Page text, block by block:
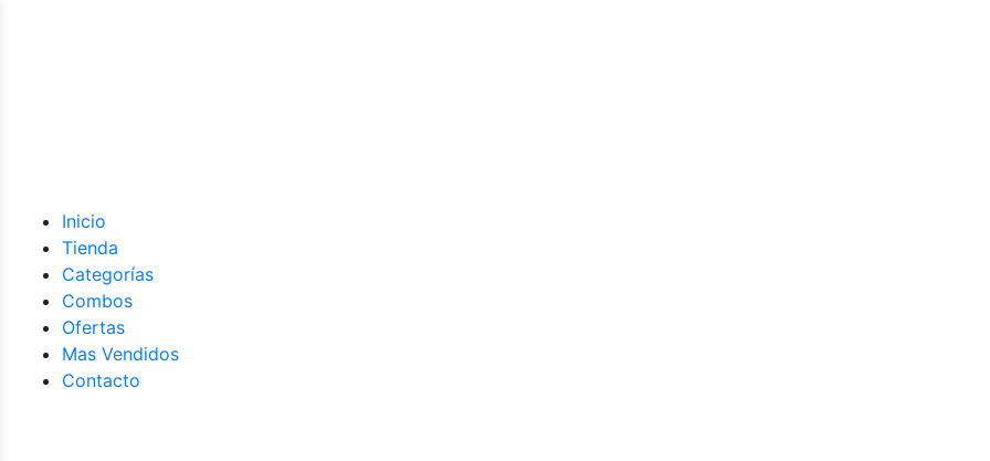
Inicio
Tienda
Categorías
Combos
Ofertas
Mas Vendidos
Contacto